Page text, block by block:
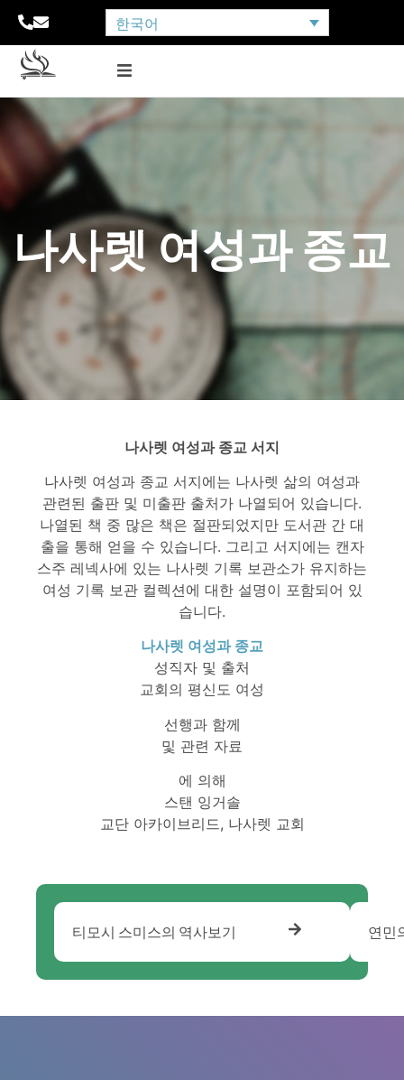
한국어
나사렛 여성과 종교
나사렛 여성과 종교 서지
나사렛 여성과 종교 서지에는 나사렛 삶의 여성과
관련된 출판 및 미출판 출처가 나열되어 있습니다.
나열된 책 중 많은 책은 절판되었지만 도서관 간 대
출을 통해 얻을 수 있습니다. 그리고 서지에는 캔자
스주 레넥사에 있는 나사렛 기록 보관소가 유지하는
여성 기록 보관 컬렉션에 대한 설명이 포함되어 있
습니다.
나사렛 여성과 종교
성직자 및 출처
교회의 평신도 여성
선행과 함께
및 관련 자료
에 의해
스탠 잉거솔
교단 아카이브리드, 나사렛 교회
티모시 스미스의 역사보기 연민